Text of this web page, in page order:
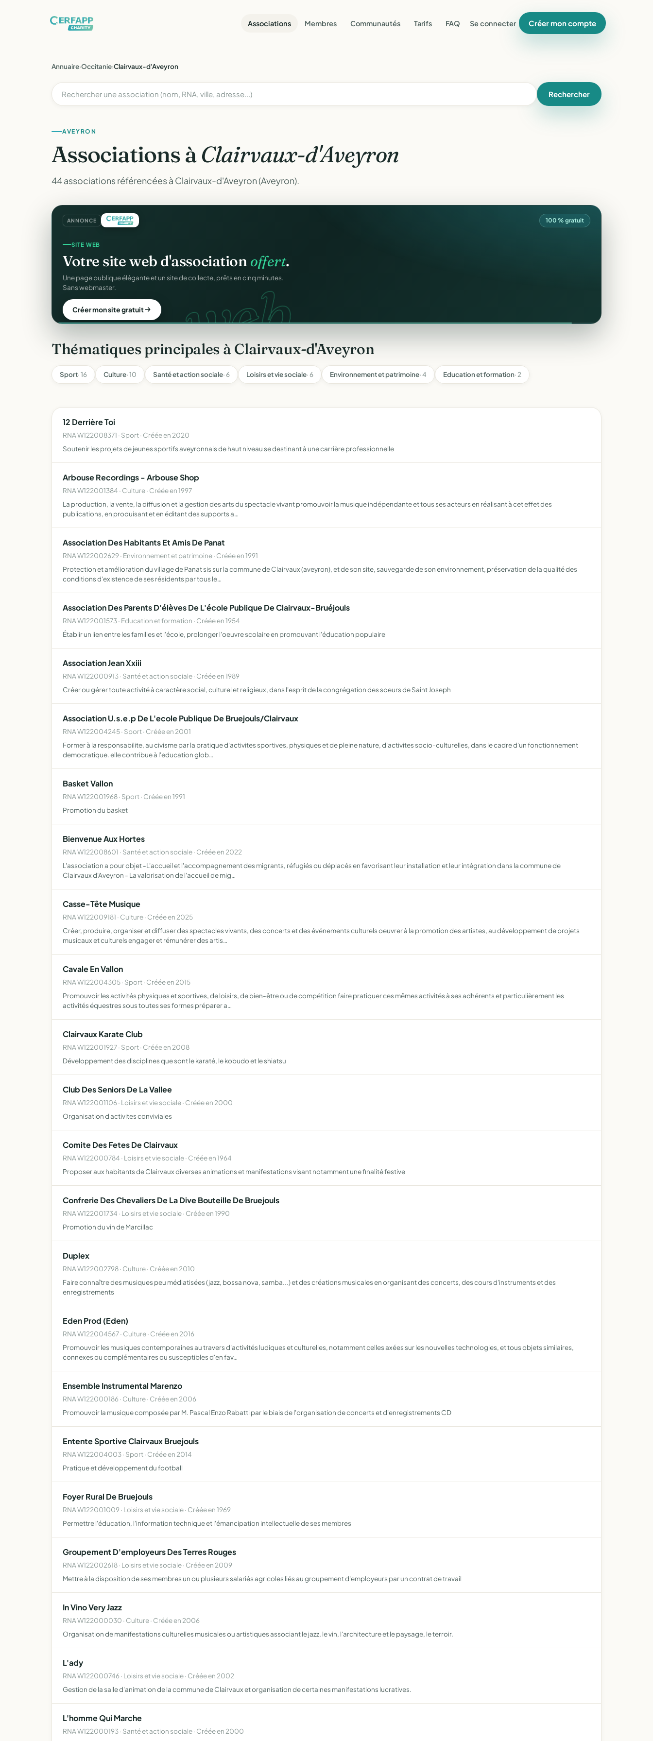
Associations Membres Communautés Tarifs FAQ Se connecter Créer mon compte
Annuaire›Occitanie›Clairvaux-d'Aveyron
Rechercher
AVEYRON
Associations àClairvaux-d'Aveyron
44 associations référencées à Clairvaux-d'Aveyron (Aveyron).
ANNONCE 100 % gratuit
CERFA.
REÇUS FISCAUX
Vos reçusCERFAautomatiques.
Générés et envoyés à vos donateurs en un clic, conformes au modèle
officiel n°11580.
Automatiser mes reçus
Thématiques principales à Clairvaux-d'Aveyron
Sport· 16 Culture· 10 Santé et action sociale· 6 Loisirs et vie sociale· 6 Environnement et patrimoine· 4 Education et formation· 2
12 Derrière Toi
RNA W122008371 · Sport · Créée en 2020
Soutenir les projets de jeunes sportifs aveyronnais de haut niveau se destinant à une carrière professionnelle
Arbouse Recordings - Arbouse Shop
RNA W122001384 · Culture · Créée en 1997
La production, la vente, la diffusion et la gestion des arts du spectacle vivant promouvoir la musique indépendante et tous ses acteurs en réalisant à cet effet des
publications, en produisant et en éditant des supports a…
Association Des Habitants Et Amis De Panat
RNA W122002629 · Environnement et patrimoine · Créée en 1991
Protection et amélioration du village de Panat sis sur la commune de Clairvaux (aveyron), et de son site, sauvegarde de son environnement, préservation de la qualité des
conditions d'existence de ses résidents par tous le…
Association Des Parents D'élèves De L'école Publique De Clairvaux-Bruéjouls
RNA W122001573 · Education et formation · Créée en 1954
Établir un lien entre les familles et l'école, prolonger l'oeuvre scolaire en promouvant l'éducation populaire
Association Jean Xxiii
RNA W122000913 · Santé et action sociale · Créée en 1989
Créer ou gérer toute activité à caractère social, culturel et religieux, dans l'esprit de la congrégation des soeurs de Saint Joseph
Association U.s.e.p De L'ecole Publique De Bruejouls/Clairvaux
RNA W122004245 · Sport · Créée en 2001
Former à la responsabilite, au civisme par la pratique d'activites sportives, physiques et de pleine nature, d'activites socio-culturelles, dans le cadre d'un fonctionnement
democratique. elle contribue à l'education glob…
Basket Vallon
RNA W122001968 · Sport · Créée en 1991
Promotion du basket
Bienvenue Aux Hortes
RNA W122008601 · Santé et action sociale · Créée en 2022
L'association a pour objet -L'accueil et l'accompagnement des migrants, réfugiés ou déplacés en favorisant leur installation et leur intégration dans la commune de
Clairvaux d'Aveyron - La valorisation de l'accueil de mig…
Casse-Tête Musique
RNA W122009181 · Culture · Créée en 2025
Créer, produire, organiser et diffuser des spectacles vivants, des concerts et des événements culturels oeuvrer à la promotion des artistes, au développement de projets
musicaux et culturels engager et rémunérer des artis…
Cavale En Vallon
RNA W122004305 · Sport · Créée en 2015
Promouvoir les activités physiques et sportives, de loisirs, de bien-être ou de compétition faire pratiquer ces mêmes activités à ses adhérents et particulièrement les
activités équestres sous toutes ses formes préparer a…
Clairvaux Karate Club
RNA W122001927 · Sport · Créée en 2008
Développement des disciplines que sont le karaté, le kobudo et le shiatsu
Club Des Seniors De La Vallee
RNA W122001106 · Loisirs et vie sociale · Créée en 2000
Organisation d activites conviviales
Comite Des Fetes De Clairvaux
RNA W122000784 · Loisirs et vie sociale · Créée en 1964
Proposer aux habitants de Clairvaux diverses animations et manifestations visant notamment une finalité festive
Confrerie Des Chevaliers De La Dive Bouteille De Bruejouls
RNA W122001734 · Loisirs et vie sociale · Créée en 1990
Promotion du vin de Marcillac
Duplex
RNA W122002798 · Culture · Créée en 2010
Faire connaître des musiques peu médiatisées (jazz, bossa nova, samba...) et des créations musicales en organisant des concerts, des cours d'instruments et des
enregistrements
Eden Prod (Eden)
RNA W122004567 · Culture · Créée en 2016
Promouvoir les musiques contemporaines au travers d'activités ludiques et culturelles, notamment celles axées sur les nouvelles technologies, et tous objets similaires,
connexes ou complémentaires ou susceptibles d'en fav…
Ensemble Instrumental Marenzo
RNA W122000186 · Culture · Créée en 2006
Promouvoir la musique composée par M. Pascal Enzo Rabatti par le biais de l'organisation de concerts et d'enregistrements CD
Entente Sportive Clairvaux Bruejouls
RNA W122004003 · Sport · Créée en 2014
Pratique et développement du football
Foyer Rural De Bruejouls
RNA W122001009 · Loisirs et vie sociale · Créée en 1969
Permettre l'éducation, l'information technique et l'émancipation intellectuelle de ses membres
Groupement D'employeurs Des Terres Rouges
RNA W122002618 · Loisirs et vie sociale · Créée en 2009
Mettre à la disposition de ses membres un ou plusieurs salariés agricoles liés au groupement d'employeurs par un contrat de travail
In Vino Very Jazz
RNA W122000030 · Culture · Créée en 2006
Organisation de manifestations culturelles musicales ou artistiques associant le jazz, le vin, l'architecture et le paysage, le terroir.
L'ady
RNA W122000746 · Loisirs et vie sociale · Créée en 2002
Gestion de la salle d'animation de la commune de Clairvaux et organisation de certaines manifestations lucratives.
L'homme Qui Marche
RNA W122000193 · Santé et action sociale · Créée en 2000